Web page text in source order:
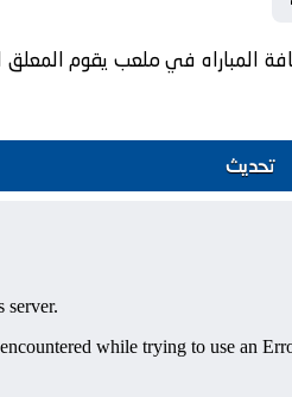
المباراه في ملعب يقوم المعلق
تحديث